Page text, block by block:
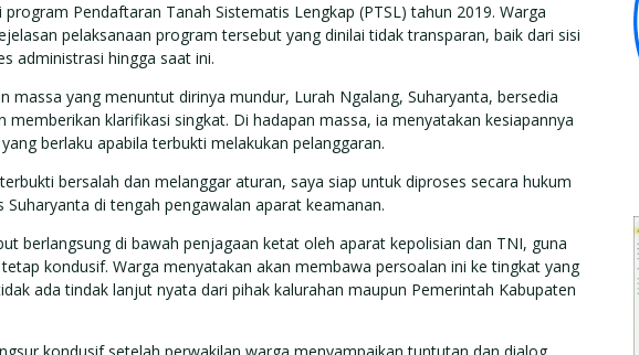
program Pendaftaran Tanah Sistematis Lengkap (PTSL) tahun 2019. Warga
pelaksanaan program tersebut yang dinilai tidak transparan, baik dari sisi
administrasi hingga saat ini.
massa yang menuntut dirinya mundur, Lurah Ngalang, Suharyanta, bersedia
memberikan klarifikasi singkat. Di hadapan massa, ia menyatakan kesiapannya
berlaku apabila terbukti melakukan pelanggaran.
bersalah dan melanggar aturan, saya siap untuk diproses secara hukum
Suharyanta di tengah pengawalan aparat keamanan.
berlangsung di bawah penjagaan ketat oleh aparat kepolisian dan TNI, guna
kondusif. Warga menyatakan akan membawa persoalan ini ke tingkat yang
ada tindak lanjut nyata dari pihak kalurahan maupun Pemerintah Kabupaten